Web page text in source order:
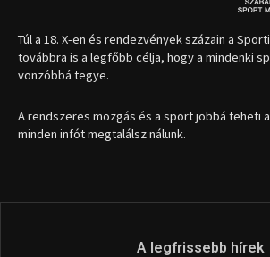
Túl a 18. X-en és rendezvények százain a
továbbra is a legfőbb célja, hogy a mindenki
vonzóbbá tegye.
A rendszeres mozgás és a sport jobbá teheti
minden infót megtalálsz nálunk.
A legfrissebb hírek